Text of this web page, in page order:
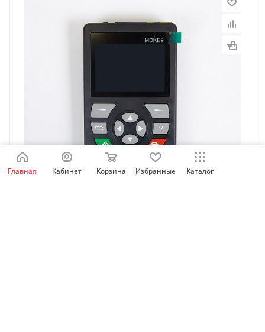
Главная Кабинет Корзина Избранные Каталог